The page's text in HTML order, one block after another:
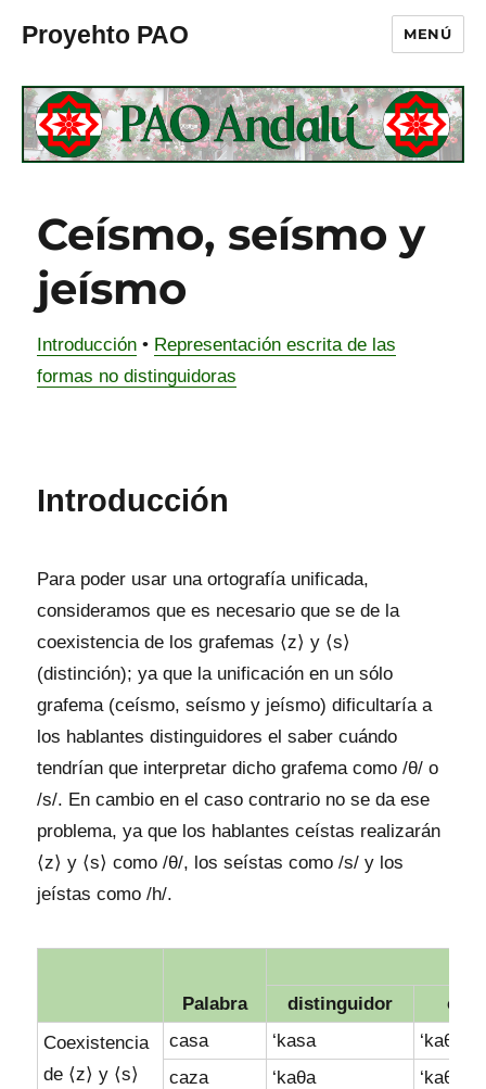
Proyehto PAO MENÚ
Ceísmo, seísmo y
jeísmo
Introducción • Representación escrita de las
formas no distinguidoras
Introducción
Para poder usar una ortografía unificada,
consideramos que es necesario que se de la
coexistencia de los grafemas ⟨z⟩ y ⟨s⟩
(distinción); ya que la unificación en un sólo
grafema (ceísmo, seísmo y jeísmo) dificultaría a
los hablantes distinguidores el saber cuándo
tendrían que interpretar dicho grafema como /θ/ o
/s/. En cambio en el caso contrario no se da ese
problema, ya que los hablantes ceístas realizarán
⟨z⟩ y ⟨s⟩ como /θ/, los seístas como /s/ y los
jeístas como /h/.
Palabra
distinguidor
Coexistencia
de ⟨z⟩ y ⟨s⟩
casa ‘kasa
‘kaθa
caza
‘kaθa
‘kaθa